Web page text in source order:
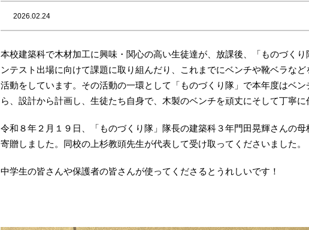
2026.02.24
本校建築科で木材加工に興味・関心の高い生徒達が、放課後、「ものづく
ンテスト出場に向けて課題に取り組んだり、これまでにベンチや靴ベラな
活動をしています。その活動の一環として「ものづくり隊」で本年度はベ
ら、設計から計画し、生徒たち自身で、木製のベンチを頑丈にそして丁寧に
令和８年２月１９日、「ものづくり隊」隊長の建築科３年門田晃輝さんの
寄贈しました。同校の上杉教頭先生が代表して受け取ってくださいました。
中学生の皆さんや保護者の皆さんが使ってくださるとうれしいです！